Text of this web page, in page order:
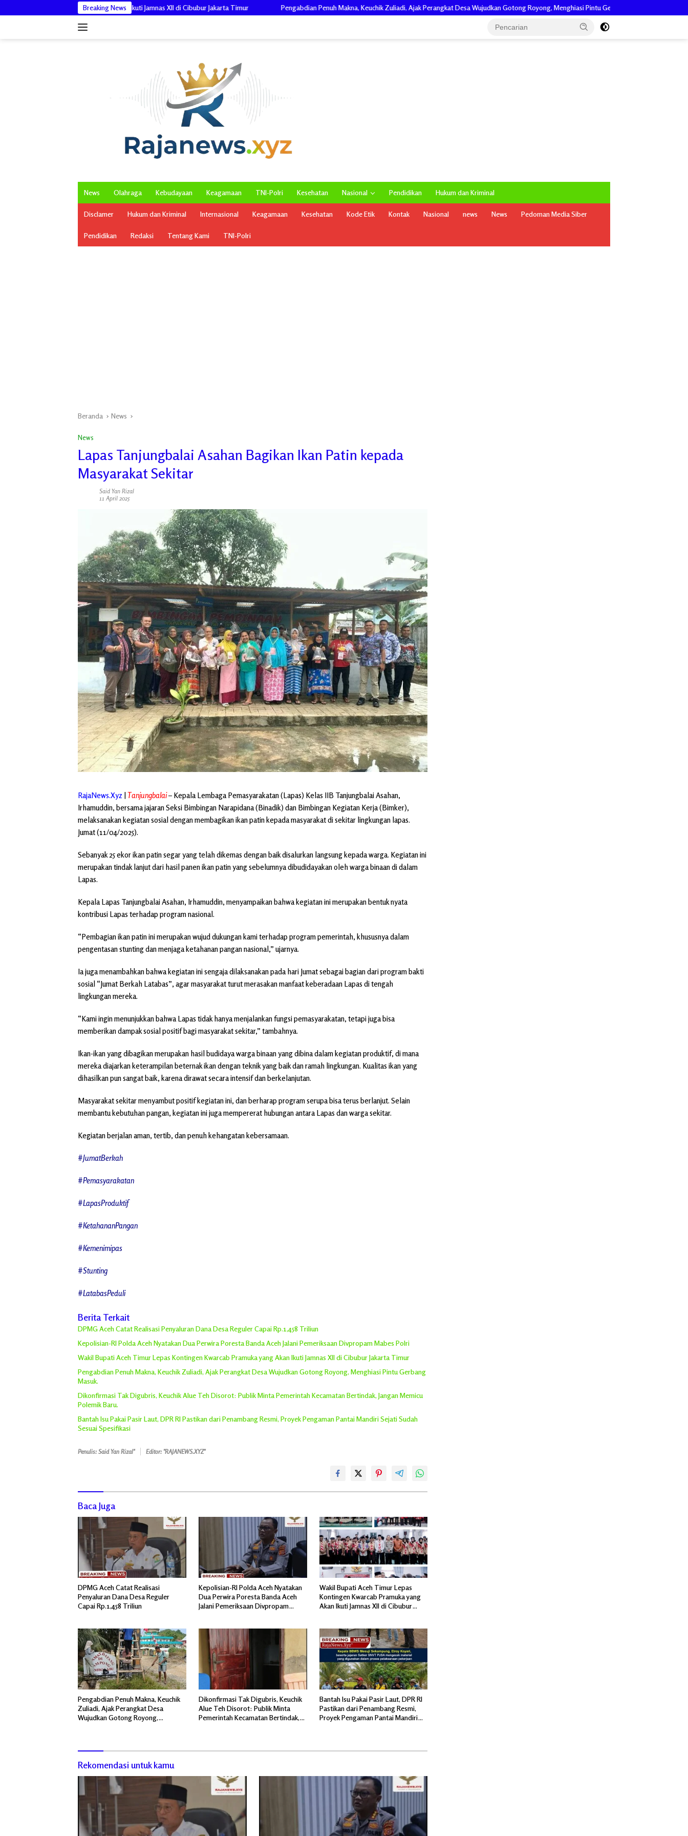
ke
Breaking News
yang Akan Ikuti Jamnas XII di Cibubur Jakarta Timur Pengabdian Penuh Makna, Keuchik Zuliadi, Ajak Perangkat Desa Wujudkan Gotong Royong, Menghiasi Pintu Gerbang Masuk. Dikonfirmasi Tak Digubris,
News Olahraga Kebudayaan Keagamaan TNI-Polri Kesehatan Nasional Pendidikan Hukum dan Kriminal
Disclamer Hukum dan Kriminal Internasional Keagamaan Kesehatan Kode Etik Kontak Nasional news News Pedoman Media Siber
Pendidikan Redaksi Tentang Kami TNI-Polri
Beranda News
News
Lapas Tanjungbalai Asahan Bagikan Ikan Patin kepada
Masyarakat Sekitar
Said Yan Rizal
11 April 2025
RajaNews.Xyz |Tanjungbalai– Kepala Lembaga Pemasyarakatan (Lapas) Kelas IIB Tanjungbalai Asahan,
Irhamuddin, bersama jajaran Seksi Bimbingan Narapidana (Binadik) dan Bimbingan Kegiatan Kerja (Bimker),
melaksanakan kegiatan sosial dengan membagikan ikan patin kepada masyarakat di sekitar lingkungan lapas.
Jumat (11/04/2025).
Sebanyak 25 ekor ikan patin segar yang telah dikemas dengan baik disalurkan langsung kepada warga. Kegiatan ini
merupakan tindak lanjut dari hasil panen ikan patin yang sebelumnya dibudidayakan oleh warga binaan di dalam
Lapas.
Kepala Lapas Tanjungbalai Asahan, Irhamuddin, menyampaikan bahwa kegiatan ini merupakan bentuk nyata
kontribusi Lapas terhadap program nasional.
“Pembagian ikan patin ini merupakan wujud dukungan kami terhadap program pemerintah, khususnya dalam
pengentasan stunting dan menjaga ketahanan pangan nasional,” ujarnya.
Ia juga menambahkan bahwa kegiatan ini sengaja dilaksanakan pada hari Jumat sebagai bagian dari program bakti
sosial “Jumat Berkah Latabas”, agar masyarakat turut merasakan manfaat keberadaan Lapas di tengah
lingkungan mereka.
“Kami ingin menunjukkan bahwa Lapas tidak hanya menjalankan fungsi pemasyarakatan, tetapi juga bisa
memberikan dampak sosial positif bagi masyarakat sekitar,” tambahnya.
Ikan-ikan yang dibagikan merupakan hasil budidaya warga binaan yang dibina dalam kegiatan produktif, di mana
mereka diajarkan keterampilan beternak ikan dengan teknik yang baik dan ramah lingkungan. Kualitas ikan yang
dihasilkan pun sangat baik, karena dirawat secara intensif dan berkelanjutan.
Masyarakat sekitar menyambut positif kegiatan ini, dan berharap program serupa bisa terus berlanjut. Selain
membantu kebutuhan pangan, kegiatan ini juga mempererat hubungan antara Lapas dan warga sekitar.
Kegiatan berjalan aman, tertib, dan penuh kehangatan kebersamaan.
#JumatBerkah
#Pemasyarakatan
#LapasProduktif
#KetahananPangan
#Kemenimipas
#Stunting
#LatabasPeduli
Berita Terkait
DPMG Aceh Catat Realisasi Penyaluran Dana Desa Reguler Capai Rp.1,458 Triliun
Kepolisian-RI Polda Aceh Nyatakan Dua Perwira Poresta Banda Aceh Jalani Pemeriksaan Divpropam Mabes Polri
Wakil Bupati Aceh Timur Lepas Kontingen Kwarcab Pramuka yang Akan Ikuti Jamnas XII di Cibubur Jakarta Timur
Pengabdian Penuh Makna, Keuchik Zuliadi, Ajak Perangkat Desa Wujudkan Gotong Royong, Menghiasi Pintu Gerbang
Masuk.
Dikonfirmasi Tak Digubris, Keuchik Alue Teh Disorot: Publik Minta Pemerintah Kecamatan Bertindak, Jangan Memicu
Polemik Baru.
Bantah Isu Pakai Pasir Laut, DPR RI Pastikan dari Penambang Resmi, Proyek Pengaman Pantai Mandiri Sejati Sudah
Sesuai Spesifikasi
Penulis: Said Yan Rizal" Editor: "RAJANEWS.XYZ"
Baca Juga
DPMG Aceh Catat Realisasi
Penyaluran Dana Desa Reguler
Capai Rp.1,458 Triliun
Kepolisian-RI Polda Aceh Nyatakan
Dua Perwira Poresta Banda Aceh
Jalani Pemeriksaan Divpropam
Wakil Bupati Aceh Timur Lepas
Kontingen Kwarcab Pramuka yang
Akan Ikuti Jamnas XII di Cibubur
Pengabdian Penuh Makna, Keuchik
Zuliadi, Ajak Perangkat Desa
Wujudkan Gotong Royong,
Dikonfirmasi Tak Digubris, Keuchik
Alue Teh Disorot: Publik Minta
Pemerintah Kecamatan Bertindak,
Bantah Isu Pakai Pasir Laut, DPR RI
Pastikan dari Penambang Resmi,
Proyek Pengaman Pantai Mandiri
Rekomendasi untuk kamu